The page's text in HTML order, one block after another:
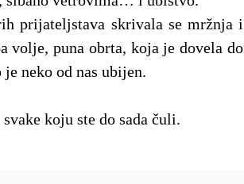
prijateljstava skrivala se mržnja i
volje, puna obrta, koja je dovela do
je neko od nas ubijen.
koju ste do sada čuli.